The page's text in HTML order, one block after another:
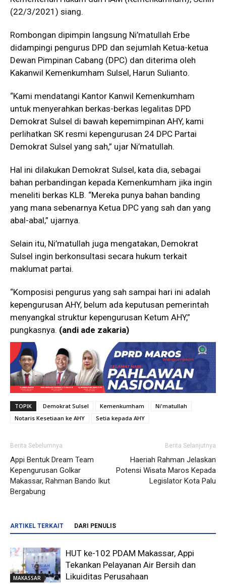
(22/3/2021) siang.
Rombongan dipimpin langsung Ni’matullah Erbe
didampingi pengurus DPD dan sejumlah Ketua-ketua
Dewan Pimpinan Cabang (DPC) dan diterima oleh
Kakanwil Kemenkumham Sulsel, Harun Sulianto.
“Kami mendatangi Kantor Kanwil Kemenkumham
untuk menyerahkan berkas-berkas legalitas DPD
Demokrat Sulsel di bawah kepemimpinan AHY, kami
perlihatkan SK resmi kepengurusan 24 DPC Partai
Demokrat Sulsel yang sah,” ujar Ni’matullah.
Hal ini dilakukan Demokrat Sulsel, kata dia, sebagai
bahan perbandingan kepada Kemenkumham jika ingin
meneliti berkas KLB. “Mereka punya bahan banding
yang mana sebenarnya Ketua DPC yang sah dan yang
abal-abal,” ujarnya.
Selain itu, Ni’matullah juga mengatakan, Demokrat
Sulsel ingin berkonsultasi secara hukum terkait
maklumat partai.
“Komposisi pengurus yang sah sampai hari ini adalah
kepengurusan AHY, belum ada keputusan pemerintah
menyangkal struktur kepengurusan Ketum AHY,”
pungkasnya. (andi ade zakaria)
TOPIK Demokrat Sulsel Kemenkumham
Ni'matullah
Notaris Kesetiaan ke AHY
Setia kepada AHY
Berita Sebelumnya
Appi Bentuk Dream Team
Kepengurusan Golkar
Makassar, Rahman Bando Ikut
Bergabung
Berita Selanjutnya
Haeriah Rahman Jelaskan
Potensi Wisata Maros Kepada
Legislator Kota Palu
ARTIKEL TERKAIT DARI PENULIS
MAKASSAR
HUT ke-102 PDAM Makassar, Appi
Tekankan Pelayanan Air Bersih dan
Likuiditas Perusahaan